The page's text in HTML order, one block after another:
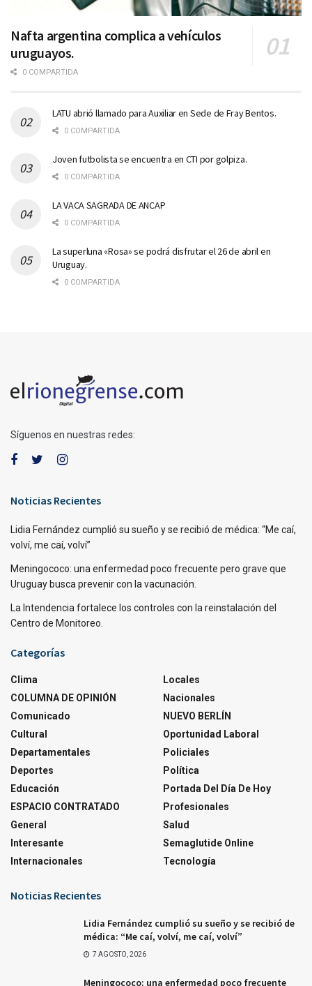
Nafta argentina complica a vehículos
uruguayos.
0 COMPARTIDA
LATU abrió llamado para Auxiliar en Sede de Fray Bentos.
0 COMPARTIDA
Joven futbolista se encuentra en CTI por golpiza.
0 COMPARTIDA
LA VACA SAGRADA DE ANCAP
0 COMPARTIDA
La superluna «Rosa» se podrá disfrutar el 26 de abril en
Uruguay.
0 COMPARTIDA
Síguenos en nuestras redes:
Noticias Recientes
Lidia Fernández cumplió su sueño y se recibió de médica: “Me caí,
volví, me caí, volví”
Meningococo: una enfermedad poco frecuente pero grave que
Uruguay busca prevenir con la vacunación.
La Intendencia fortalece los controles con la reinstalación del
Centro de Monitoreo.
Categorías
Clima
COLUMNA DE OPINIÓN
Comunicado
Cultural
Departamentales
Deportes
Educación
ESPACIO CONTRATADO
General
Interesante
Internacionales
Locales
Nacionales
NUEVO BERLÍN
Oportunidad Laboral
Policiales
Política
Portada Del Día De Hoy
Profesionales
Salud
Semaglutide Online
Tecnología
Noticias Recientes
Lidia Fernández cumplió su sueño y se recibió de
médica: “Me caí, volví, me caí, volví”
7 AGOSTO, 2026
Meningococo: una enfermedad poco frecuente